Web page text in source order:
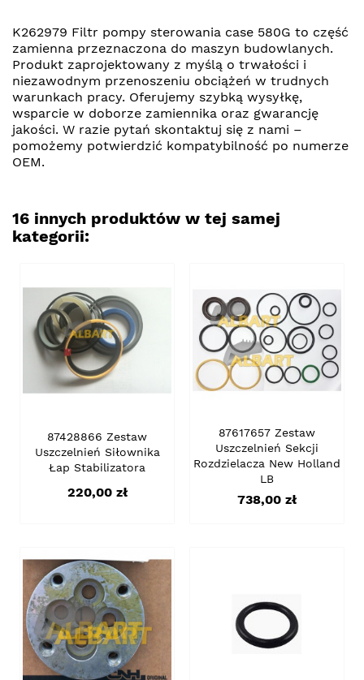
K262979 Filtr pompy sterowania case 580G to część
zamienna przeznaczona do maszyn budowlanych.
Produkt zaprojektowany z myślą o trwałości i
niezawodnym przenoszeniu obciążeń w trudnych
warunkach pracy. Oferujemy szybką wysyłkę,
wsparcie w doborze zamiennika oraz gwarancję
jakości. W razie pytań skontaktuj się z nami –
pomożemy potwierdzić kompatybilność po numerze
OEM.
16 innych produktów w tej samej
kategorii:
87428866 Zestaw
Uszczelnień Siłownika
Łap Stabilizatora
Cena
220,00 zł
87617657 Zestaw
Uszczelnień Sekcji
Rozdzielacza New Holland
LB
Cena
738,00 zł